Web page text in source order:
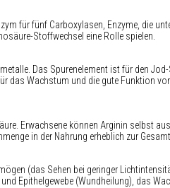
für fünf Carboxylasen, Enzyme, die
Stoffwechsel eine Rolle spielen.
Das Spurenelement ist für den
das Wachstum und die gute Funktion
Erwachsene können Arginin selbst
in der Nahrung erheblich zur
(das Sehen bei geringer
Epithelgewebe (Wundheilung), das